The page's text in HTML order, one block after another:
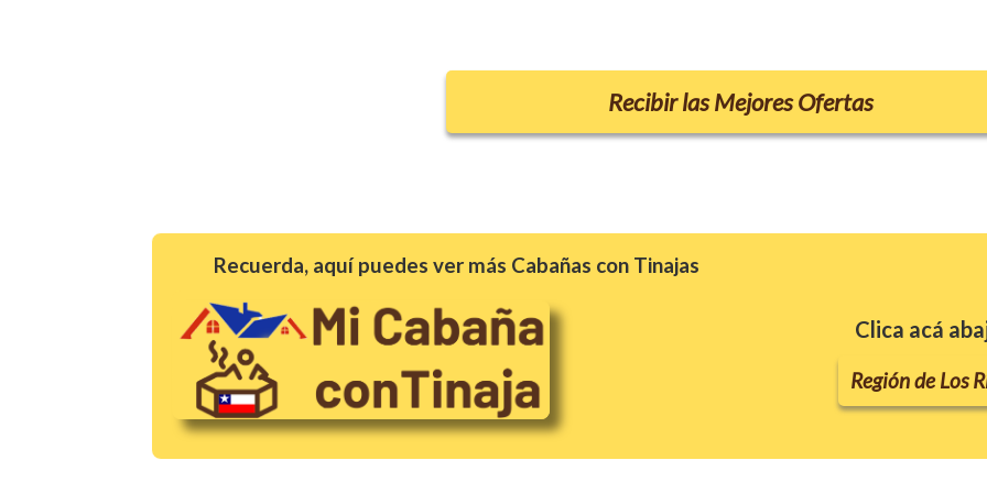
Recibir las Mejores Ofertas
Recuerda, aquí puedes ver más Cabañas con Tinajas
Clica acá
Región de Los